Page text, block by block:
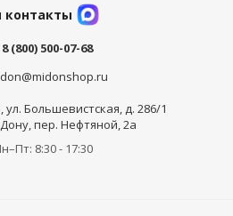
8 (800) 500-07-68
ул. Большевистская, д. 286/1
пер. Нефтяной, 2а
8:30 - 17:30